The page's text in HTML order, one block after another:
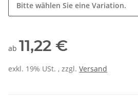
Bitte wählen Sie eine Variation.
ab 11,22 €
exkl. 19% USt. , zzgl. Versand